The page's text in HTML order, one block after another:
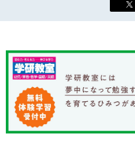
年中
小学3年生
小学5年生
イベント
ニュース
そだち＆まなび
ワーク・ドリル
幼稚園・保育園
小学校
こそだて生活
住まい
ファッション・美容
こそだてマンガ